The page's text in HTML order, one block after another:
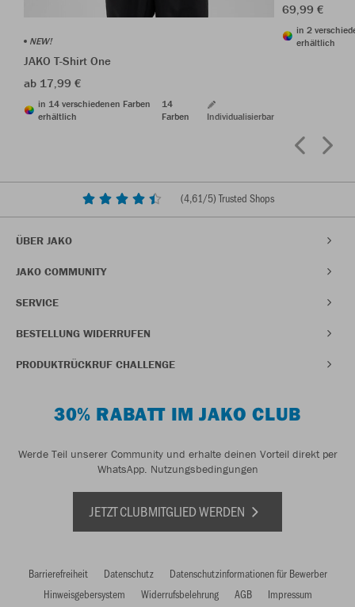
NEW!
JAKO T-Shirt One
ab 17,99 €
in 14 verschiedenen Farben
erhältlich
14
Farben
Individualisierbar
69,99 €
in 2
erhältlich
(4,61/5) Trusted Shops
ÜBER JAKO
JAKO COMMUNITY
SERVICE
BESTELLUNG WIDERRUFEN
PRODUKTRÜCKRUF CHALLENGE
30% RABATT IM JAKO CLUB
Werde Teil unserer Community und erhalte deinen Vorteil direkt per
WhatsApp. Nutzungsbedingungen
JETZT CLUBMITGLIED WERDEN
Barrierefreiheit Datenschutz
Datenschutzinformationen für Bewerber
Hinweisgebersystem
Widerrufsbelehrung AGB Impressum